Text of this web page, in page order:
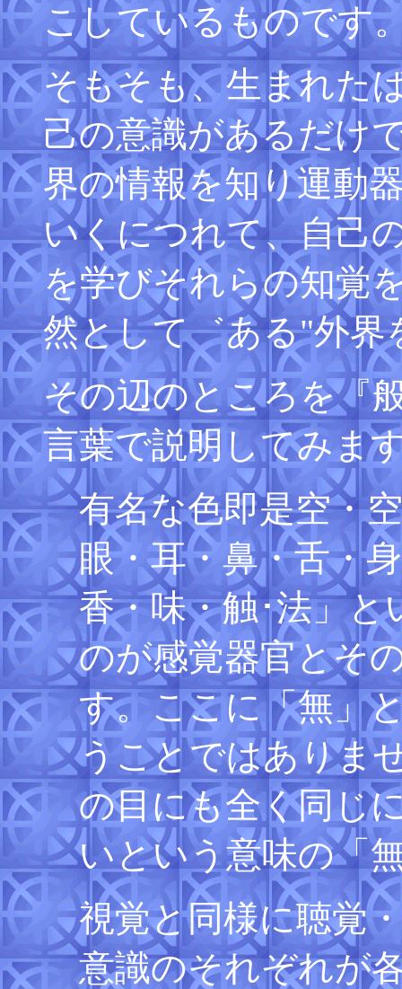
こしているものです
そもそも、生まれた
己の意識があるだけ
界の情報を知り運動
いくにつれて、自己
を学びそれらの知覚
然として゛ある"外界
その辺のところを『
言葉で説明してみま
有名な色即是空・
眼・耳・鼻・舌・
香・味・触･法」
のが感覚器官とそ
す。ここに「無」
うことではありま
の目にも全く同じ
いという意味の「
視覚と同様に聴覚
意識のそれぞれが